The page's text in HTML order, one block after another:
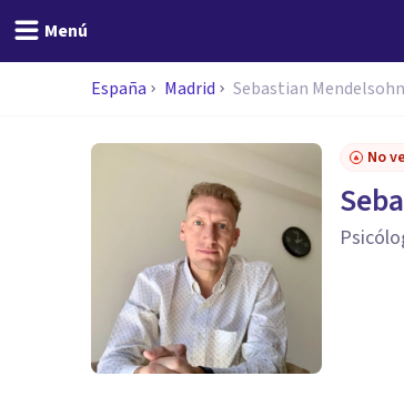
Menú
España Madrid Sebastian Mendelsohn
No